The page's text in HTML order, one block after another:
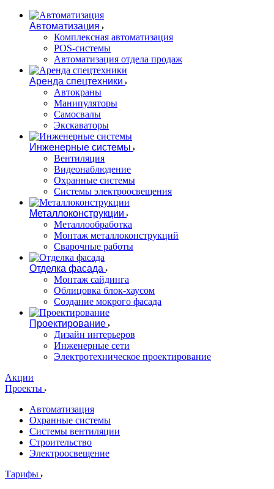
Автоматизация
Комплексная автоматизация
POS-системы
Автоматизация отдела продаж
Аренда спецтехники
Автокраны
Манипуляторы
Самосвалы
Экскаваторы
Инженерные системы
Вентиляция
Видеонаблюдение
Охранные системы
Системы электроосвещения
Металлоконструкции
Металлообработка
Монтаж металлоконструкций
Сварочные работы
Отделка фасада
Монтаж сайдинга
Облицовка блок-хаусом
Создание мокрого фасада
Проектирование
Дизайн интерьеров
Инженерные сети
Электротехническое проектирование
Акции
Проекты
Автоматизация
Охранные системы
Системы вентиляции
Строительство
Электроосвещение
Тарифы